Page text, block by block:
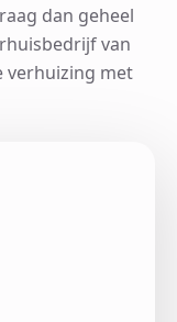
dan geheel
van
verhuizing met